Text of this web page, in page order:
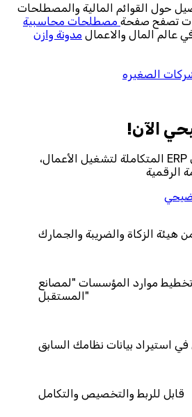
حول القوائم المالية والمصطلحات
تصفح صفحة مصطلحات محاسبية
عالم المال والاعمال مدونة وازن
الصغيره
تعرّف أكثر على حلول وازن ERP المتكاملة لتشغيل الأعمال،
الرقمية
السابق